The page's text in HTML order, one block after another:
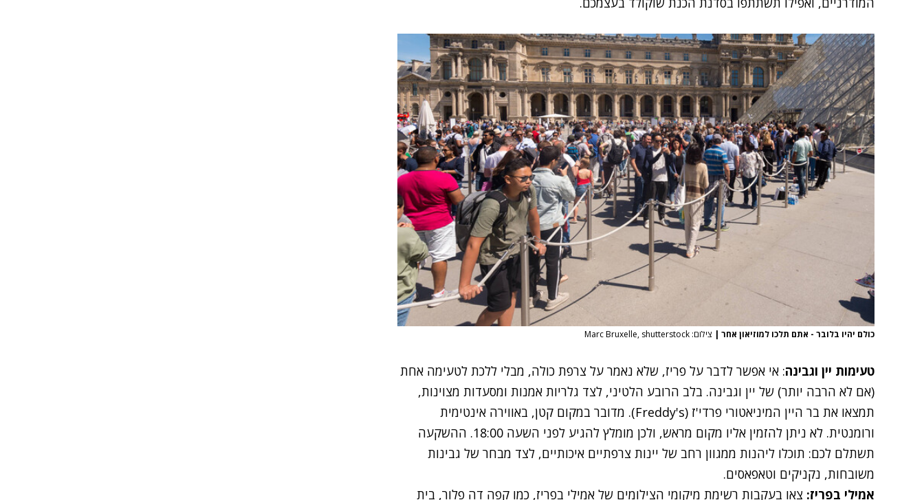
כולם יהיו בלובר - אתם תלכו למוזיאון אחר | צילום: Marc Bruxelle, shutterstock
טעימות יין וגבינה: אי אפשר לדבר על פריז, שלא נאמר על צרפת כולה, מבלי ללכת לטעימה אחת
(אם לא הרבה יותר) של יין וגבינה. בלב הרובע הלטיני, לצד גלריות אמנות ומסעדות מצוינות,
תמצאו את בר היין המיניאטורי פרדי'ז
(Freddy's). מדובר במקום קטן, באווירה אינטימית
ורומנטית. לא ניתן להזמין אליו מקום מראש, ולכן מומלץ להגיע לפני השעה 18:00. ההשקעה
תשתלם לכם: תוכלו ליהנות ממגוון רחב של יינות צרפתיים איכותיים, לצד מבחר של גבינות
משובחות, נקניקים וטאפאסים.
אמילי בפריז: צאו בעקבות רשימת מיקומי הצילומים של אמילי בפריז, כמו קפה דה פלור, בית